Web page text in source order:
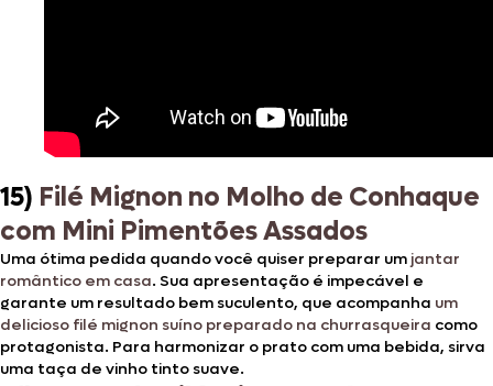
15) Filé Mignon no Molho de Conhaque
com Mini Pimentões Assados
Uma ótima pedida quando você quiser preparar um jantar
romântico em casa. Sua apresentação é impecável e
garante um resultado bem suculento, que acompanha um
delicioso filé mignon suíno preparado na churrasqueira como
protagonista. Para harmonizar o prato com uma bebida, sirva
uma taça de vinho tinto suave.